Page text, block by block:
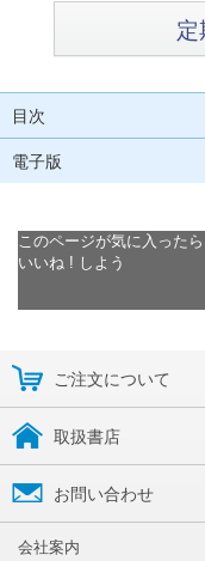
定
目次
電子版
このページが気に入ったら
いいね ! しよう
ご注文について
取扱書店
お問い合わせ
会社案内